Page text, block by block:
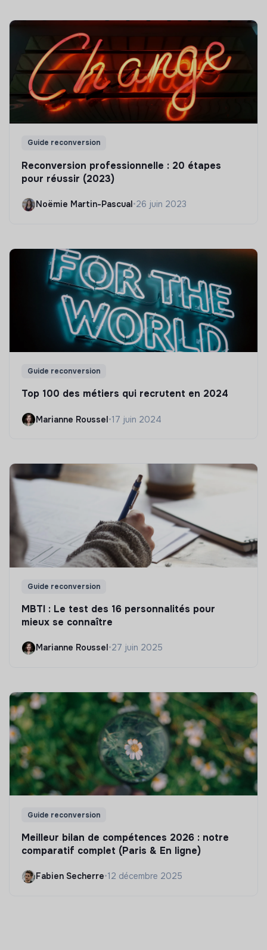
Guide reconversion
Reconversion professionnelle : 20 étapes
pour réussir (2023)
Noëmie Martin-Pascual•26 juin 2023
Guide reconversion
Top 100 des métiers qui recrutent en 2024
Marianne Roussel•17 juin 2024
Guide reconversion
MBTI : Le test des 16 personnalités pour
mieux se connaître
Marianne Roussel •27 juin 2025
Guide reconversion
Meilleur bilan de compétences 2026 : notre
comparatif complet (Paris & En ligne)
Fabien Secherre•12 décembre 2025